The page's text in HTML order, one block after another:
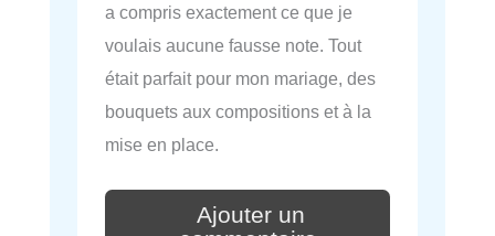
a compris exactement ce que je
voulais aucune fausse note. Tout
était parfait pour mon mariage, des
bouquets aux compositions et à la
mise en place.
Ajouter un